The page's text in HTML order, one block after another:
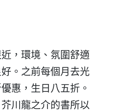
，環境、氛圍舒適
。之前每個月去光
惠，生日八五折。
川龍之介的書所以